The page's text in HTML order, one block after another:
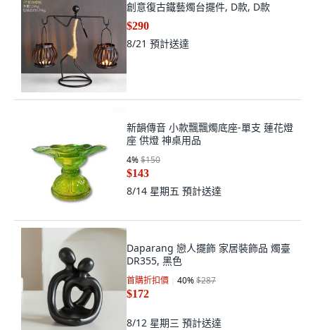
創意復古鐵藝燭台擺件, D款, D款
$290
8/21 預計送達
新韻傳音 小款飄飄燭底座-單支 蓮花燈
座 供燈 神桌用品
4%$150
$143
8/14 星期五 預計送達
Daparang 戀人擺飾 家居裝飾品 燭臺
DR355, 黑色
首購折扣價 40%$287
$172
8/12 星期三 預計送達